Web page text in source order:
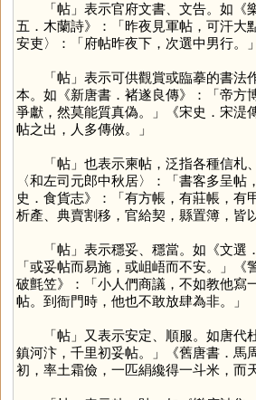
「帖」表示官府文書、文告。如《
五．木蘭詩》：「昨夜見軍帖，可汗大
安吏〉：「府帖昨夜下，次選中男行。」
「帖」表示可供觀賞或臨摹的書法
本。如《新唐書．褚遂良傳》：「帝方
爭獻，然莫能質真偽。」《宋史．宋湜
帖之出，人多傳傚。」
「帖」也表示柬帖，泛指各種信札
〈和左司元郎中秋居〉：「書客多呈帖
史．食貨志》：「有方帳，有莊帳，有
析產、典賣割移，官給契，縣置簿，皆
「帖」表示穩妥、穩當。如《文選
「或妥帖而易施，或岨峿而不安。」《
破氈笠》：「小人們商議，不如教他寫
帖。到衙門時，他也不敢放肆為非。」
「帖」又表示安定、順服。如唐代
鎮河汴，千里初妥帖。」《舊唐書．馬
初，率土霜儉，一匹絹纔得一斗米，而